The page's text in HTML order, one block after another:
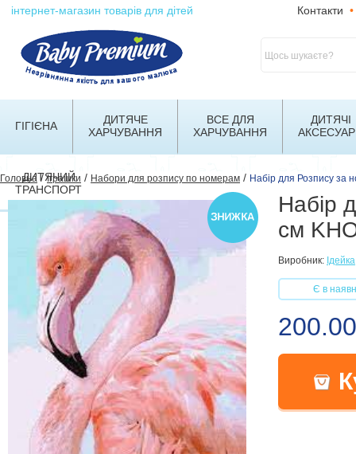
інтернет-магазин товарів для дітей Контакти •
ГІГІЄНА
ДИТЯЧЕ
ХАРЧУВАННЯ
ВСЕ ДЛЯ
ХАРЧУВАННЯ
ДИТЯЧІ
ДИТЯЧИЙ
ТРАНСПОРТ
Головна/Іграшки / Набори для розпису по номерам / Набір для Розпису за
Набір
см
Виробник: Ідейка
Є в